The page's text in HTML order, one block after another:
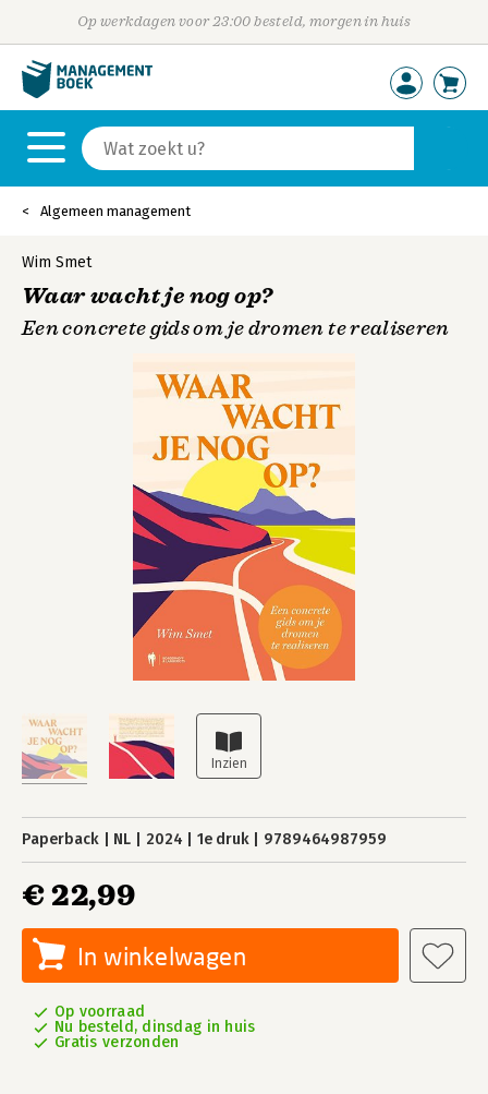
Op werkdagen voor 23:00 besteld, morgen in huis
Algemeen management
Wim Smet
Waar wacht je nog op?
Een concrete gids om je dromen te realiseren
Paperback NL 2024 1e druk 9789464987959
€ 22,99
In winkelwagen
Op voorraad
Nu besteld, dinsdag in huis
Gratis verzonden